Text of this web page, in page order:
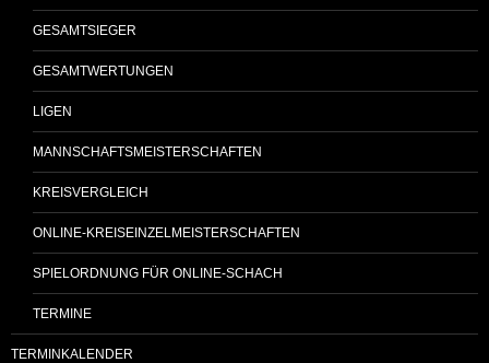
GESAMTSIEGER
GESAMTWERTUNGEN
LIGEN
MANNSCHAFTSMEISTERSCHAFTEN
KREISVERGLEICH
ONLINE-KREISEINZELMEISTERSCHAFTEN
SPIELORDNUNG FÜR ONLINE-SCHACH
TERMINE
TERMINKALENDER